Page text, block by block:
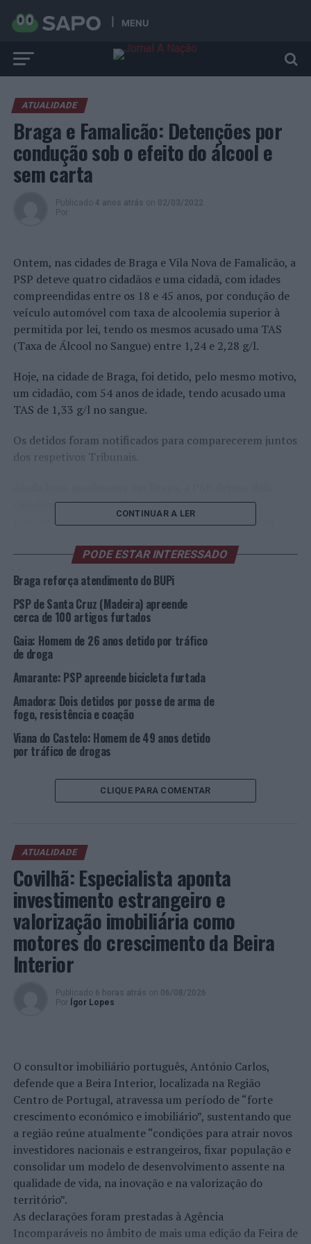
MENU
ATUALIDADE
Braga e Famalicão: Detenções por
condução sob o efeito do álcool e
sem carta
Publicado 4 anos atrás on 02/03/2022
Por
Ontem, nas cidades de Braga e Vila Nova de Famalicão, a
PSP deteve quatro cidadãos e uma cidadã, com idades
compreendidas entre os 18 e 45 anos, por condução de
veículo automóvel com taxa de alcoolemia superior à
permitida por lei, tendo os mesmos acusado uma TAS
(Taxa de Álcool no Sangue) entre 1,24 e 2,28 g/l.
Hoje, na cidade de Braga, foi detido, pelo mesmo motivo,
um cidadão, com 54 anos de idade, tendo acusado uma
TAS de 1,33 g/l no sangue.
Os detidos foram notificados para comparecerem juntos
dos respetivos Tribunais.
cidadãos, ambos com 39 anos de idade, por não
possuírem qualquer documento que os habilitassem
Os detidos foram notificados para comparecerem no
Tribunal Judicial da Comarca de Braga.
Foto: DR.
TÓPICOS RELACIONADOS:
DESTAQUE
Braga: PSP faz uma detenção por desobediência
23ª Meia Maratona Manuela Machado leva “festa do
atletismo” a Viana do Castelo
CONTINUAR A LER
PODE ESTAR INTERESSADO
Braga reforça atendimento do BUPi
PSP de Santa Cruz (Madeira) apreende
cerca de 100 artigos furtados
Gaia: Homem de 26 anos detido por tráfico
de droga
Amarante: PSP apreende bicicleta furtada
Amadora: Dois detidos por posse de arma de
fogo, resistência e coação
Viana do Castelo: Homem de 49 anos detido
por tráfico de drogas
CLIQUE PARA COMENTAR
ATUALIDADE
Covilhã: Especialista aponta
investimento estrangeiro e
valorização imobiliária como
motores do crescimento da Beira
Interior
Publicado 6 horas atrás on 06/08/2026
Por
Ígor Lopes
O consultor imobiliário português, António Carlos,
defende que a Beira Interior, localizada na Região
Centro de Portugal, atravessa um período de “forte
crescimento económico e imobiliário”, sustentando que
a região reúne atualmente “condições para atrair novos
investidores nacionais e estrangeiros, fixar população e
consolidar um modelo de desenvolvimento assente na
qualidade de vida, na inovação e na valorização do
território”.
As declarações foram prestadas à Agência
Incomparáveis no âmbito de mais uma edição da Feira de